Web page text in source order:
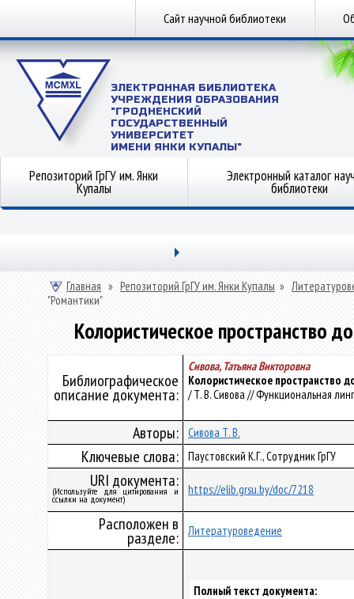
Сайт научной библиотеки
ЭЛЕКТРОННАЯ БИБЛИОТЕКА
УЧРЕЖДЕНИЯ ОБРАЗОВАНИЯ
"ГРОДНЕНСКИЙ
ГОСУДАРСТВЕННЫЙ
УНИВЕРСИТЕТ
ИМЕНИ ЯНКИ КУПАЛЫ"
Репозиторий ГрГУ им. Янки
Купалы
Электронный каталог
библиотеки
Главная » Репозиторий ГрГУ им. Янки Купалы »
"Романтики"
Колористическое пространство
Библиографическое
описание документа:
Сивова, Татьяна Викторовна
Колористическое пространство
/ Т. В. Сивова // Функциональная
Авторы: Сивова Т. В.
Ключевые слова: Паустовский К.Г., Сотрудник ГрГУ
URI документа:
(Используйте для цитирования и
ссылки на документ)
https://elib.grsu.by/doc/7218
Расположен в
разделе: Литературоведение
Полный текст документа: